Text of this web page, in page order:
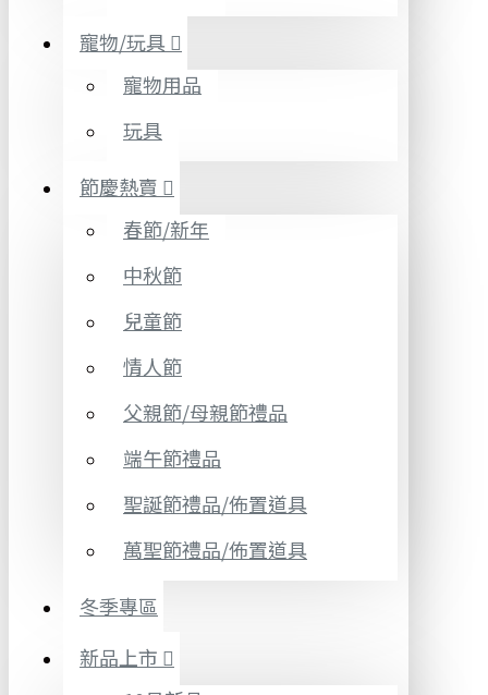
寵物/玩具
寵物用品
玩具
節慶熱賣
春節/新年
中秋節
兒童節
情人節
父親節/母親節禮品
端午節禮品
聖誕節禮品/佈置道具
萬聖節禮品/佈置道具
冬季專區
新品上市